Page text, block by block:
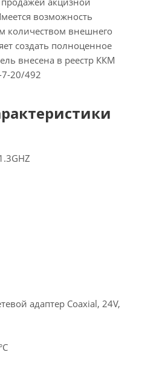
возможность
количеством внешнего
создать полноценное
внесена в реестр ККМ
20/492
адаптер Coaxial, 24V,